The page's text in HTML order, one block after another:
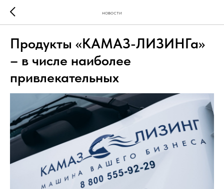
новости
Продукты «КАМАЗ-ЛИЗИНГа»
– в числе наиболее
привлекательных